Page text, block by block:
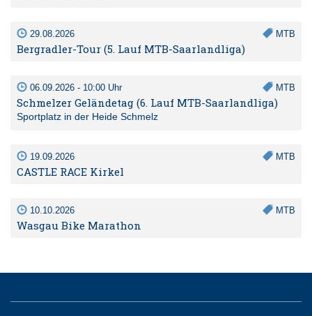
29.08.2026 MTB
Bergradler-Tour (5. Lauf MTB-Saarlandliga)
06.09.2026 - 10:00 Uhr MTB
Schmelzer Geländetag (6. Lauf MTB-Saarlandliga)
Sportplatz in der Heide Schmelz
19.09.2026 MTB
CASTLE RACE Kirkel
10.10.2026 MTB
Wasgau Bike Marathon